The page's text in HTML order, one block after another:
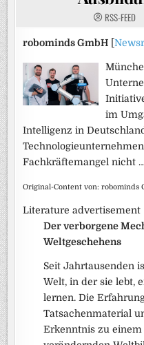
RSS-FEED
robominds GmbH [
im
Intelligenz in
Fachkräftemangel nicht
Original-Content von:
Literature advertisement
Der verborgene
Weltgeschehens
Seit Jahrtausenden
Welt, in der sie lebt,
lernen. Die
Tatsachenmaterial
Erkenntnis zu